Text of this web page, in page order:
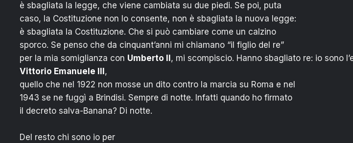
è sbagliata la legge, che viene cambiata su due piedi. Se poi, puta
caso, la Costituzione non lo consente, non è sbagliata la nuova legge:
è sbagliata la Costituzione. Che si può cambiare come un calzino
sporco. Se penso che da cinquant’anni mi chiamano “il figlio del re”
per la mia somiglianza con Umberto II , mi scompiscio. Hanno sbagliato re: io sono
Vittorio Emanuele III ,
quello che nel 1922 non mosse un dito contro la marcia su Roma e nel
1943 se ne fuggì a Brindisi. Sempre di notte. Infatti quando ho firmato
il decreto salva-Banana? Di notte.
Del resto chi sono io per